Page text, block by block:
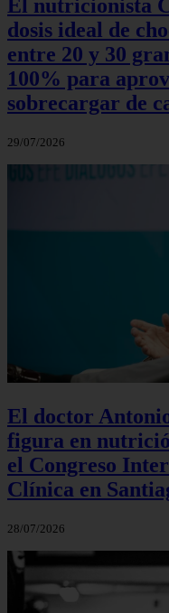
El nutricionista
dosis ideal de
entre 20 y 30
100% para
sobrecargar de
29/07/2026
El doctor
figura en
el Congreso
Clínica en
28/07/2026